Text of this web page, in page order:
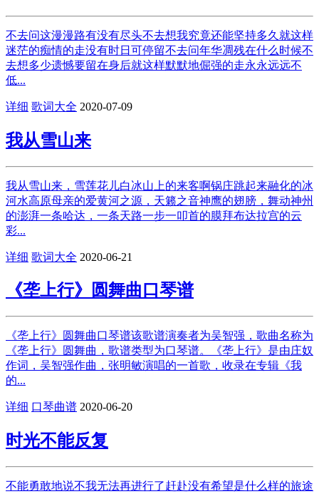
不去问这漫漫路有没有尽头不去想我究竟还能坚持多久就这样
迷茫的痴情的走没有时日可停留不去问年华凋残在什么时候不
去想多少遗憾要留在身后就这样默默地倔强的走永永远远不
低...
详细 歌词大全 2020-07-09
我从雪山来
我从雪山来，雪莲花儿白冰山上的来客啊锅庄跳起来融化的冰
河水高原母亲的爱黄河之源，天籁之音神鹰的翅膀，舞动神州
的澎湃一条哈达，一条天路一步一叩首的膜拜布达拉宫的云
彩...
详细 歌词大全 2020-06-21
《垄上行》圆舞曲口琴谱
《垄上行》圆舞曲口琴谱该歌谱演奏者为吴智强，歌曲名称为
《垄上行》圆舞曲，歌谱类型为口琴谱。《垄上行》是由庄奴
作词，吴智强作曲，张明敏演唱的一首歌，收录在专辑《我
的...
详细 口琴曲谱 2020-06-20
时光不能反复
不能勇敢地说不我无法再进行了赶赴没有希望是什么样的旅途